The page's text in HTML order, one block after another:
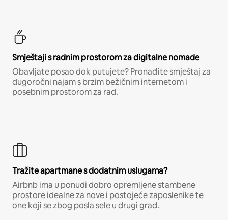
Smještaji s radnim prostorom za digitalne nomade
Obavljate posao dok putujete? Pronađite smještaj za
dugoročni najam s brzim bežičnim internetom i
posebnim prostorom za rad.
Tražite apartmane s dodatnim uslugama?
Airbnb ima u ponudi dobro opremljene stambene
prostore idealne za nove i postojeće zaposlenike te
one koji se zbog posla sele u drugi grad.